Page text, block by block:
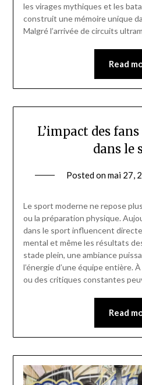
les virages mythiques et les
construit une mémoire unique
Malgré l’arrivée de circuits
Read
L’impact des
dans le
Posted onmai 27,
Le sport moderne ne repose
ou la préparation physique.
dans le sport influencent
mental et même les résultats
stade plein, une ambiance
l’énergie d’une équipe entière.
ou des critiques constantes
Read